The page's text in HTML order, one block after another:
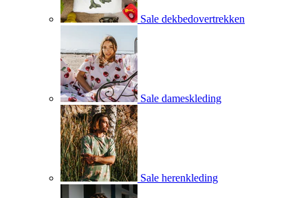
Sale dekbedovertrekken
Sale dameskleding
Sale herenkleding